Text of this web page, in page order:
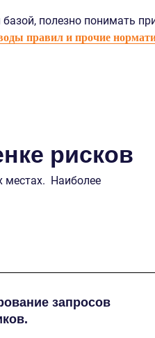
полезно понимать
правил и прочие
рисков
местах. Наиболее
запросов